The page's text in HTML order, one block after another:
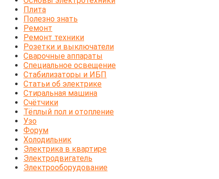
Плита
Полезно знать
Ремонт
Ремонт техники
Розетки и выключатели
Сварочные аппараты
Специальное освещение
Стабилизаторы и ИБП
Статьи об электрике
Стиральная машина
Счётчики
Тёплый пол и отопление
Узо
Форум
Холодильник
Электрика в квартире
Электродвигатель
Электрооборудование